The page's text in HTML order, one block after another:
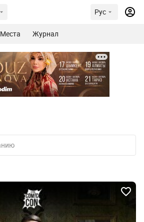
Рус
Места Журнал